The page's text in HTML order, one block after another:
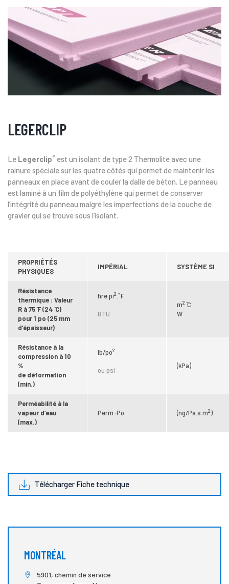
LEGERCLIP
Le Legerclip® est un isolant de type 2 Thermolite avec une
rainure spéciale sur les quatre côtés qui permet de maintenir les
panneaux en place avant de couler la dalle de béton. Le panneau
est laminé à un film de polyéthylène qui permet de conserver
l’intégrité du panneau malgré les imperfections de la couche de
gravier qui se trouve sous l’isolant.
PROPRIÉTÉS
PHYSIQUES
IMPÉRIAL SYSTÈME SI
Résistance
thermique : Valeur
R à 75 ̊F (24 ̊C)
pour 1 po (25 mm
d’épaisseur)
hre.pi2 .˚F
BTU
m2̊C
W
Résistance à la
compression à 10
%
de déformation
(min.)
lb/po2
ou psi
(kPa)
Perméabilité à la
vapeur d’eau
(max.)
Perm-Po (ng/Pa.s.m2)
Télécharger Fiche technique
MONTRÉAL
5901, chemin de service